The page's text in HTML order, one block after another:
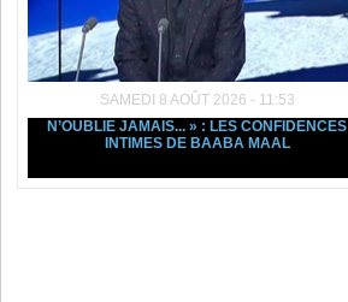
SAMEDI 8 AOÛT 2026 - 11:53
N’OUBLIE JAMAIS... » : LES CONFIDENCES
INTIMES DE BAABA MAAL